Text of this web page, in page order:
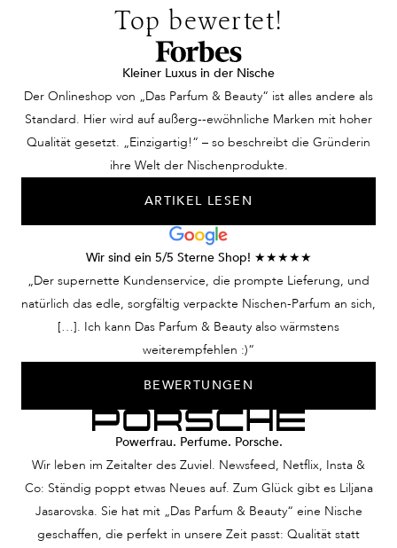
Top bewertet!
Kleiner Luxus in der Nische
Der Onlineshop von „Das Parfum & Beauty“ ist alles andere als
Standard. Hier wird auf außerg--ewöhnliche Marken mit hoher
Qualität gesetzt. „Einzigartig!“ – so beschreibt die Gründerin
ihre Welt der Nischenprodukte.
ARTIKEL LESEN
Wir sind ein 5/5 Sterne Shop! ★★★★★
„Der supernette Kundenservice, die prompte Lieferung, und
natürlich das edle, sorgfältig verpackte Nischen-Parfum an sich,
[…]. Ich kann Das Parfum & Beauty also wärmstens
weiterempfehlen :)“
BEWERTUNGEN
Powerfrau. Perfume. Porsche.
Wir leben im Zeitalter des Zuviel. Newsfeed, Netflix, Insta &
Co: Ständig poppt etwas Neues auf. Zum Glück gibt es Liljana
Jasarovska. Sie hat mit „Das Parfum & Beauty“ eine Nische
geschaffen, die perfekt in unsere Zeit passt: Qualität statt